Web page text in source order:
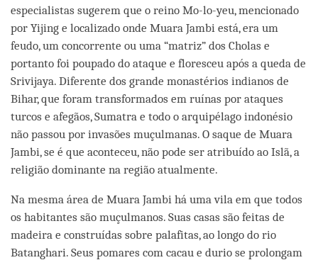
especialistas sugerem que o reino Mo-lo-yeu, mencionado
por Yijing e localizado onde Muara Jambi está, era um
feudo, um concorrente ou uma “matriz” dos Cholas e
portanto foi poupado do ataque e floresceu após a queda de
Srivijaya. Diferente dos grande monastérios indianos de
Bihar, que foram transformados em ruínas por ataques
turcos e afegãos, Sumatra e todo o arquipélago indonésio
não passou por invasões muçulmanas. O saque de Muara
Jambi, se é que aconteceu, não pode ser atribuído ao Islã, a
religião dominante na região atualmente.
Na mesma área de Muara Jambi há uma vila em que todos
os habitantes são muçulmanos. Suas casas são feitas de
madeira e construídas sobre palafitas, ao longo do rio
Batanghari. Seus pomares com cacau e durio se prolongam